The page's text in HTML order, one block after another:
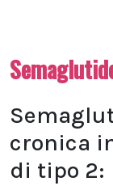
cronica
di tipo 2: